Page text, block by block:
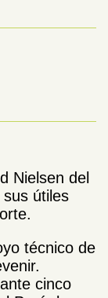
Nielsen del
útiles
técnico de
cinco